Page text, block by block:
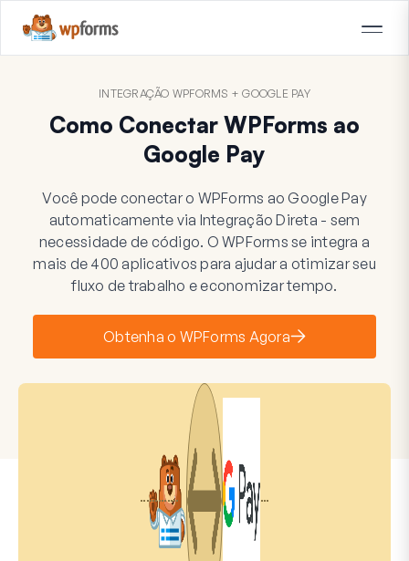
INTEGRAÇÃO WPFORMS + GOOGLE PAY
Como Conectar WPForms ao
Google Pay
Você pode conectar o WPForms ao Google Pay
automaticamente via Integração Direta - sem
necessidade de código. O WPForms se integra a
mais de 400 aplicativos para ajudar a otimizar seu
fluxo de trabalho e economizar tempo.
Obtenha o WPForms Agora